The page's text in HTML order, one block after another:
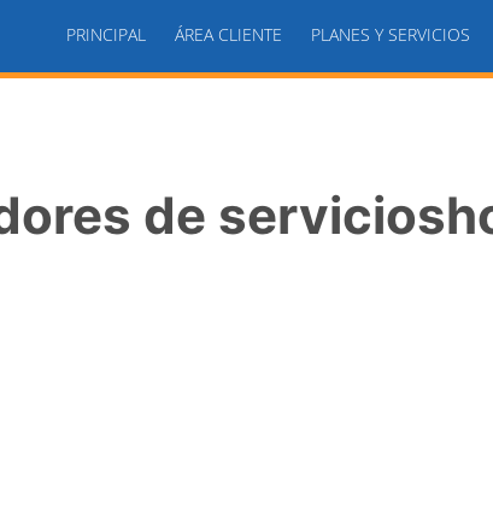
PRINCIPAL ÁREA CLIENTE PLANES Y SERVICIOS
de